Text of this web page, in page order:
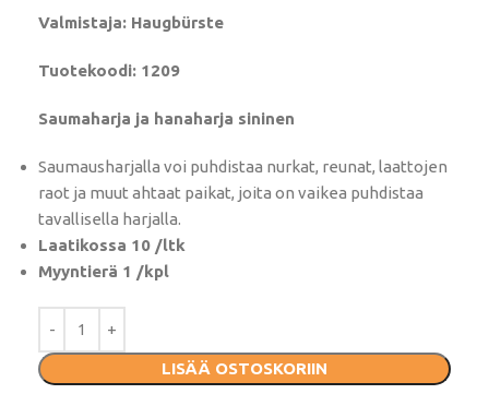
Valmistaja: Haugbürste
Tuotekoodi: 1209
Saumaharja ja hanaharja sininen
Saumausharjalla voi puhdistaa nurkat, reunat, laattojen
raot ja muut ahtaat paikat, joita on vaikea puhdistaa
tavallisella harjalla.
Laatikossa 10 /ltk
Myyntierä 1 /kpl
LISÄÄ OSTOSKORIIN